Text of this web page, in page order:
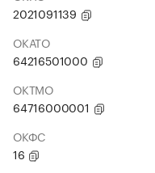
2021091139
ОКАТО
64216501000
ОКТМО
64716000001
ОКФС
16